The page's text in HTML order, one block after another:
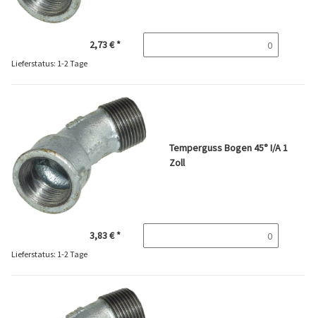
2,73 €*
Lieferstatus: 1-2 Tage
Temperguss Bogen 45° I/A 1
Zoll
3,83 €*
Lieferstatus: 1-2 Tage